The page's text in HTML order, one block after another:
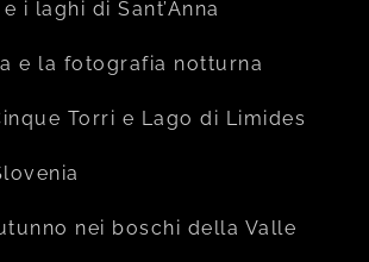
i laghi di Sant’Anna
e la fotografia notturna
Torri e Lago di Limides
nei boschi della Valle